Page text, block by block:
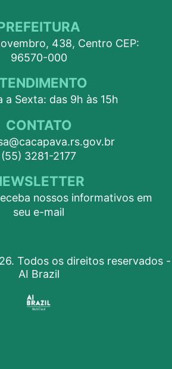
438, Centro CEP:
96570-000
a Sexta: das 9h às 15h
CONTATO
(55) 3281-2177
nossos informativos em
seu e-mail
Todos os direitos reservados -
AI Brazil